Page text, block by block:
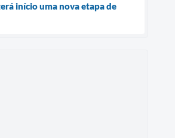
início uma nova etapa de